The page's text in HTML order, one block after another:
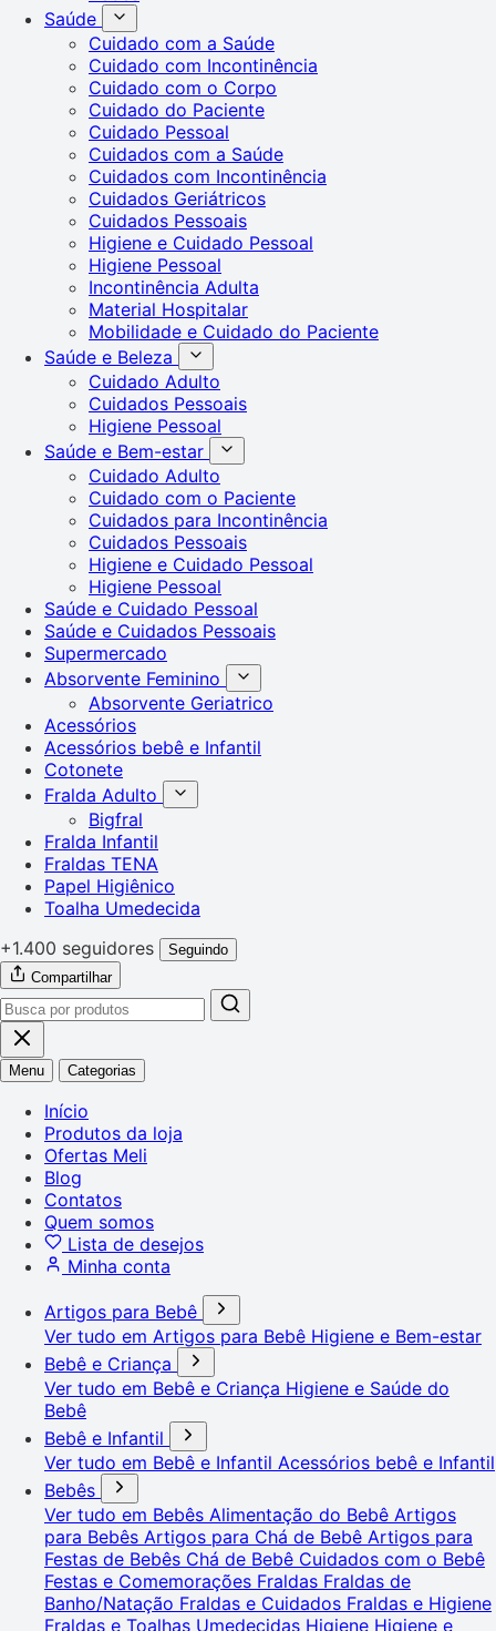
Saúde
Cuidado com a Saúde
Cuidado com Incontinência
Cuidado com o Corpo
Cuidado do Paciente
Cuidado Pessoal
Cuidados com a Saúde
Cuidados com Incontinência
Cuidados Geriátricos
Cuidados Pessoais
Higiene e Cuidado Pessoal
Higiene Pessoal
Incontinência Adulta
Material Hospitalar
Mobilidade e Cuidado do Paciente
Saúde e Beleza
Cuidado Adulto
Cuidados Pessoais
Higiene Pessoal
Saúde e Bem-estar
Cuidado Adulto
Cuidado com o Paciente
Cuidados para Incontinência
Cuidados Pessoais
Higiene e Cuidado Pessoal
Higiene Pessoal
Saúde e Cuidado Pessoal
Saúde e Cuidados Pessoais
Supermercado
Absorvente Feminino
Absorvente Geriatrico
Acessórios
Acessórios bebê e Infantil
Cotonete
Fralda Adulto
Bigfral
Fralda Infantil
Fraldas TENA
Papel Higiênico
Toalha Umedecida
+1.400 seguidores
Seguindo
Compartilhar
Menu Categorias
Início
Produtos da loja
Ofertas Meli
Blog
Contatos
Quem somos
Lista de desejos
Minha conta
Artigos para Bebê
Ver tudo em Artigos para Bebê Higiene e Bem-estar
Bebê e Criança
Ver tudo em Bebê e Criança Higiene e Saúde do
Bebê
Bebê e Infantil
Ver tudo em Bebê e Infantil Acessórios bebê e Infantil
Bebês
Ver tudo em Bebês Alimentação do Bebê Artigos
para Bebês Artigos para Chá de Bebê Artigos para
Festas de Bebês Chá de Bebê Cuidados com o Bebê
Festas e Comemorações Fraldas Fraldas de
Banho/Natação Fraldas e Cuidados Fraldas e Higiene
Fraldas e Toalhas Umedecidas Higiene Higiene e